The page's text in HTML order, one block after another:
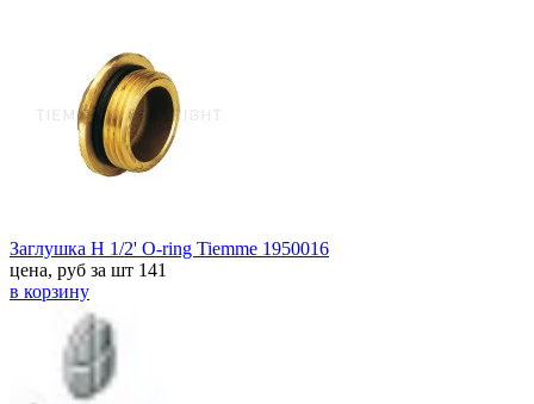
Заглушка Н 1/2' O-ring Tiemme 1950016
цена, руб за шт 141
в корзину